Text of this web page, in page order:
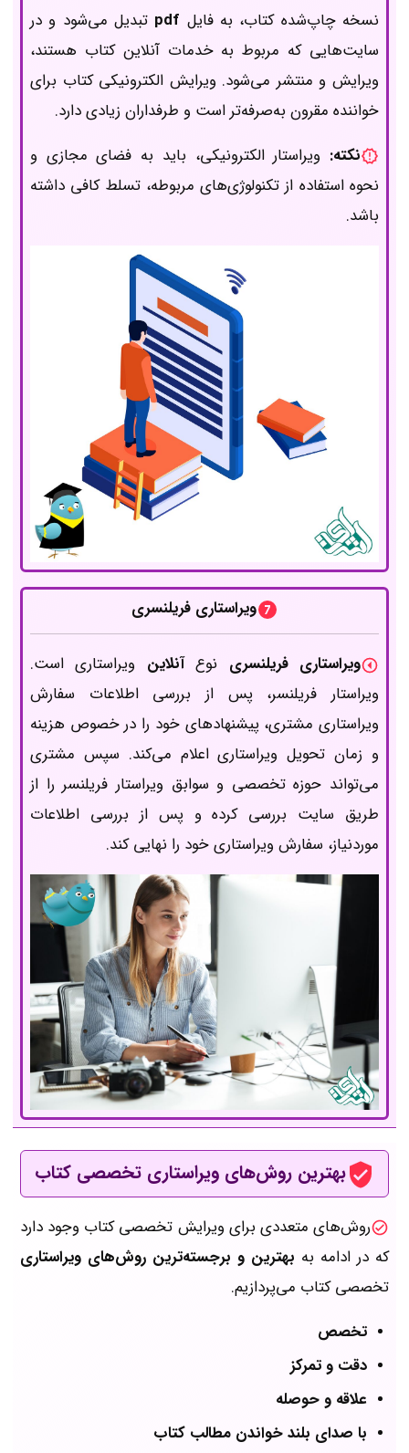
نسخه چاپ‌شده کتاب، به فایل pdf تبدیل می‌‌‌‌‌‌‌‌‌‌‌‌‌شود و در
سایت‌هایی که مربوط به خدمات آنلاین کتاب هستند،
ویرایش و منتشر می‌شود. ویرایش الکترونیکی کتاب برای
خواننده مقرون به‌صرفه‌تر است و طرفداران زیادی دارد.
نکته: ویراستار الکترونیکی، باید به فضای مجازی و
نحوه استفاده از تکنولوژی‌های مربوطه، تسلط کافی داشته
باشد.
ویراستاری فریلنسری
ویراستاری فریلنسری نوعآنلاین ویراستاری است.
ویراستار فریلنسر، پس از بررسی اطلاعات سفارش
ویراستاری مشتری، پیشنهادهای خود را در خصوص هزینه
و زمان تحویل ویراستاری اعلام می‌کند. سپس مشتری
می‌تواند حوزه تخصصی و سوابق ویراستار فریلنسر را از
طریق سایت بررسی کرده و پس از بررسی اطلاعات
موردنیاز، سفارش ویراستاری خود را نهایی کند.
بهترین روش‌های ویراستاری تخصصی کتاب
روش‌های متعددی برای ویرایش تخصصی کتاب وجود دارد
که در ادامه به بهترین و برجسته‌ترین روش‌های ویراستاری
تخصصی کتاب می‌پردازیم.
تخصص
دقت و تمرکز
علاقه و حوصله
با صدای بلند خواندن مطالب کتاب